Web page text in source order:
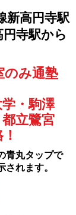
新高円寺駅
寺駅から
のみ通塾
・駒澤
立鷺宮
青丸タップで
れます。